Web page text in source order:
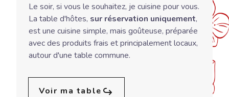
Le soir, si vous le souhaitez, je cuisine pour vous.
La table d'hôtes, sur réservation uniquement,
est une cuisine simple, mais goûteuse, préparée
avec des produits frais et principalement locaux,
autour d'une table commune.
Voir ma table